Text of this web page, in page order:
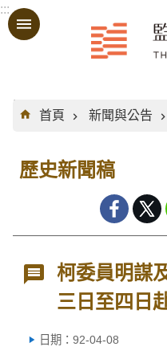
跳到主要內容區塊
:::
:::
首頁
新聞與公告
歷史新聞稿
柯委員明謀
三日至四日
日期：92-04-08